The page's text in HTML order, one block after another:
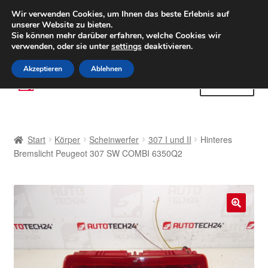
LIEFERUNG ab 6 EUR
Weltweiter Versand
(800) 500 564Mo-Fr 9-16 Uhr
Zur
Navigation
Zum
Inhalt
AGB
Start Körper Scheinwerfer 307 I und II
Hinteres
Bremslicht Peugeot 307 SW COMBI 6350Q2
Wir verwenden Cookies, um Ihnen das beste Erlebnis auf
unserer Website zu bieten.
Sie können mehr darüber erfahren, welche Cookies wir
verwenden, oder sie untersettings deaktivieren.
Akzeptieren Ablehnen